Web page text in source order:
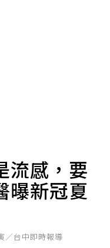
流感，要
曝新冠夏
／台中即時報導